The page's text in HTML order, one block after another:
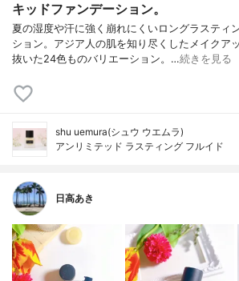
キッドファンデーション。
夏の湿度や汗に強く崩れにくいロングラスティ
ション。アジア人の肌を知り尽くしたメイクア
抜いた24色ものバリエーション。…続きを見る
shu uemura(シュウ ウエムラ)
アンリミテッド ラスティング フルイド
日高あき